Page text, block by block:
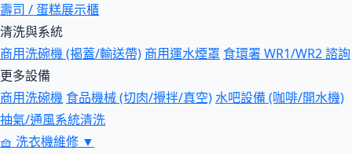
壽司 / 蛋糕展示櫃
清洗與系統
商用洗碗機 (揭蓋/輸送帶) 商用運水煙罩 食環署 WR1/WR2 諮詢
更多設備
商用洗碗機 食品機械 (切肉/攪拌/真空)水吧設備 (咖啡/開水機)
抽氣/通風系統清洗
🧺 洗衣機維修 ▼